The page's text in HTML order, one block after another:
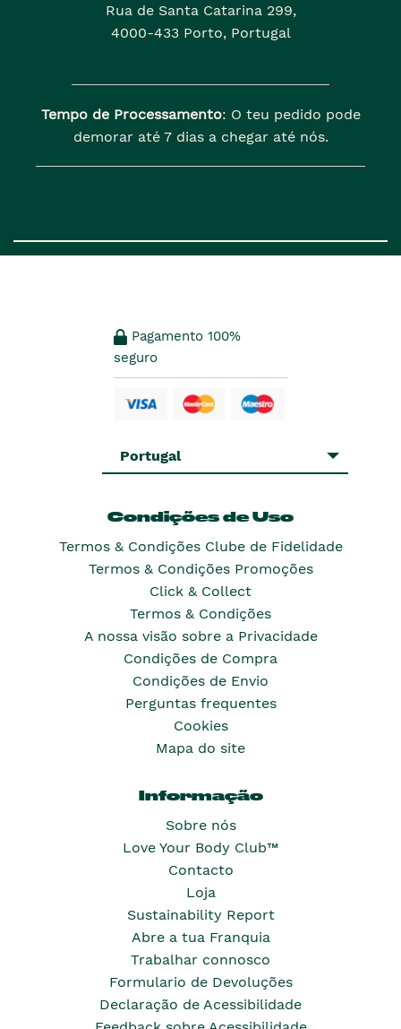
Rua de Santa Catarina 299,
4000-433 Porto, Portugal
Tempo de Processamento: O teu pedido pode
demorar até 7 dias a chegar até nós.
Pagamento 100%
seguro
Portugal
Condições de Uso
Termos & Condições Clube de Fidelidade
Termos & Condições Promoções
Click & Collect
Termos & Condições
A nossa visão sobre a Privacidade
Condições de Compra
Condições de Envio
Perguntas frequentes
Cookies
Mapa do site
Informação
Sobre nós
Love Your Body Club™
Contacto
Loja
Sustainability Report
Abre a tua Franquia
Trabalhar connosco
Formulario de Devoluções
Declaração de Acessibilidade